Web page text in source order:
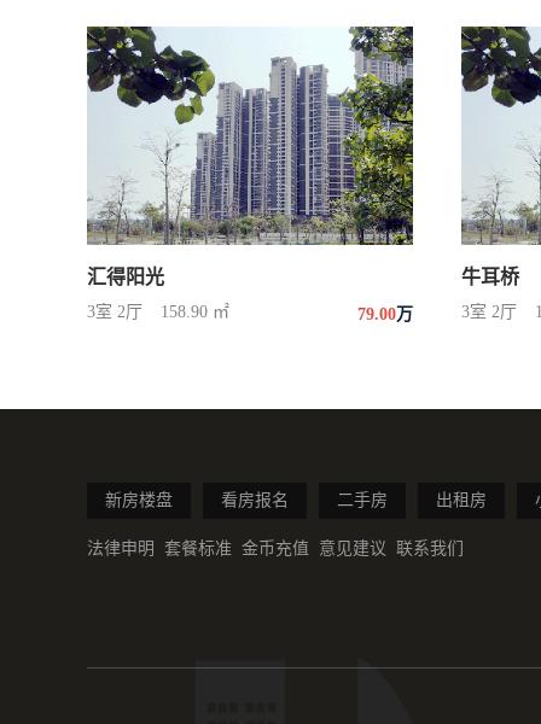
汇得阳光
3室 2厅 158.90 ㎡ 79.00万
牛耳桥
3室 2厅
新房楼盘 看房报名 二手房 出租房
法律申明 套餐标准 金币充值 意见建议 联系我们